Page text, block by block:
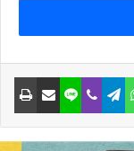
به
واتس آپ تلگرام وایبر لاین اشتراک گذاری با ایمیل